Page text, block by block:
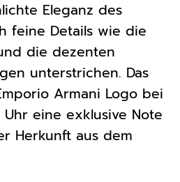
Eleganz des
feine Details wie die
die dezenten
unterstrichen. Das
Armani Logo bei
eine exklusive Note
Herkunft aus dem